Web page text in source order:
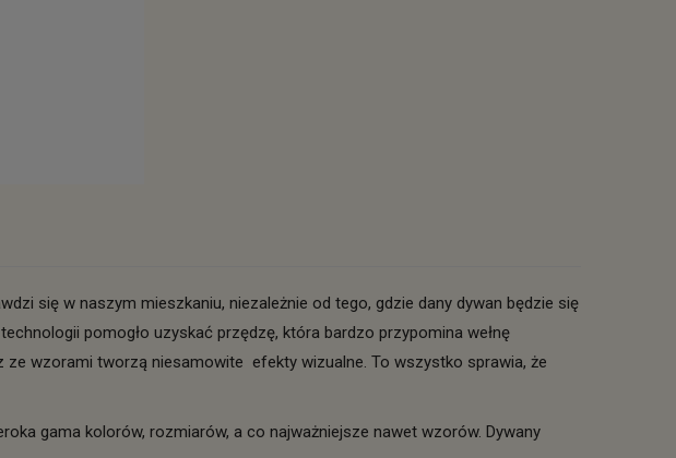
się w naszym mieszkaniu, niezależnie od tego, gdzie dany dywan będzie się
pomogło uzyskać przędzę, która bardzo przypomina wełnę
ze wzorami tworzą niesamowite efekty wizualne. To wszystko sprawia, że
gama kolorów, rozmiarów, a co najważniejsze nawet wzorów. Dywany